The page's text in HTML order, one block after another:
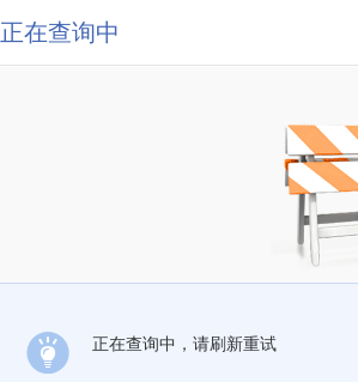
正在查询中
正在查询中，请刷新重试